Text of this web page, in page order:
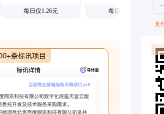
每日仅1.26元 每日仅1.08元
支